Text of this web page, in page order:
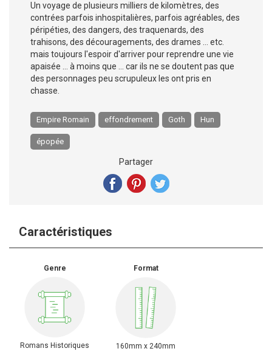
Un voyage de plusieurs milliers de kilomètres, des
contrées parfois inhospitalières, parfois agréables, des
péripéties, des dangers, des traquenards, des
trahisons, des découragements, des drames … etc.
mais toujours l'espoir d'arriver pour reprendre une vie
apaisée … à moins que … car ils ne se doutent pas que
des personnages peu scrupuleux les ont pris en
chasse.
Empire Romain effondrement Goth Hun
épopée
Partager
Caractéristiques
Genre
Romans Historiques
Format
160mm x 240mm